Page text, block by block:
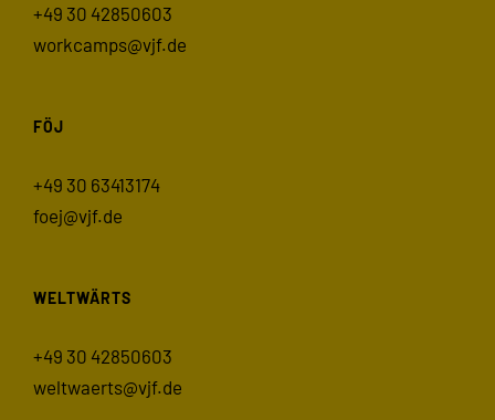
+49 30 42850603
workcamps@vjf.de
FÖJ
+49 30 63413174
foej@vjf.de
WELTWÄRTS
+49 30 42850603
weltwaerts@vjf.de